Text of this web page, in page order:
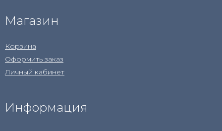
Магазин
Корзина
Оформить заказ
Личный кабинет
Информация